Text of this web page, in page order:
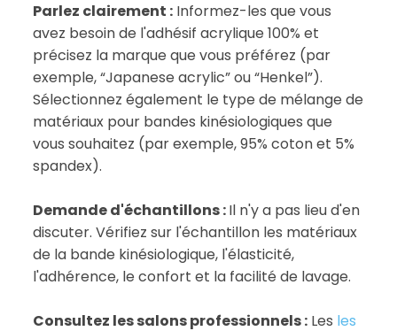
Parlez clairement :Informez-les que vous
avez besoin de l'adhésif acrylique 100% et
précisez la marque que vous préférez (par
exemple, “Japanese acrylic” ou “Henkel”).
Sélectionnez également le type de mélange de
matériaux pour bandes kinésiologiques que
vous souhaitez (par exemple, 95% coton et 5%
spandex).
Demande d'échantillons :Il n'y a pas lieu d'en
discuter. Vérifiez sur l'échantillon les matériaux
de la bande kinésiologique, l'élasticité,
l'adhérence, le confort et la facilité de lavage.
Consultez les salons professionnels :Les les